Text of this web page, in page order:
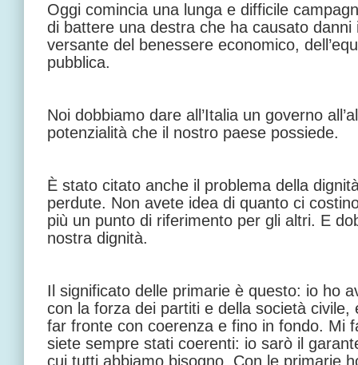
Oggi comincia una lunga e difficile
di battere una destra che ha causato danni
versante del benessere economico,
pubblica.
Noi dobbiamo dare all’Italia un governo
potenzialità che il nostro paese possiede.
È stato citato anche il problema della
perdute. Non avete idea di quanto ci
più un punto di riferimento per gli altri. E
nostra dignità.
Il significato delle primarie è questo: io ho
con la forza dei partiti e della società civile,
far fronte con coerenza e fino in fondo. Mi
siete sempre stati coerenti: io sarò il
cui tutti abbiamo bisogno. Con le primarie